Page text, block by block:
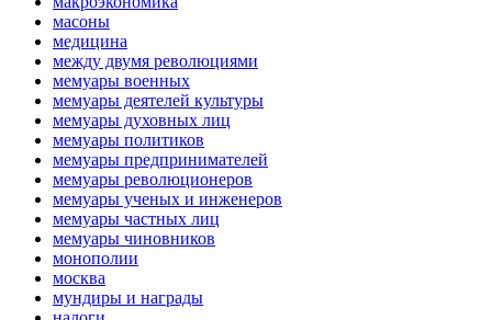
масоны
медицина
между двумя революциями
мемуары военных
мемуары деятелей культуры
мемуары духовных лиц
мемуары политиков
мемуары предпринимателей
мемуары революционеров
мемуары ученых и инженеров
мемуары частных лиц
мемуары чиновников
монополии
москва
мундиры и награды